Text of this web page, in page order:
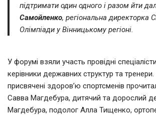
підтримати один одного і разом йти
Самойленко, регіональна директорка
Олімпіади у Вінницькому регіоні.
У форумі взяли участь провідні
керівники державних структур та тренери.
присвячені здоров’ю спортсменів
Савва Магдебура, дитячий та дорослий
Магдебура, подолог Алла Тищенко,